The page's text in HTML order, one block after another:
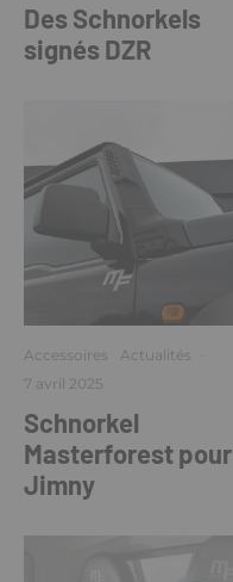
Des Schnorkels
signés DZR
Accessoires Actualités ·
7 avril 2025
Schnorkel
Masterforest pour
Jimny